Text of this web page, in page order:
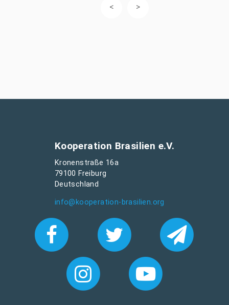
Kooperation Brasilien e.V.
Kronenstraße 16a
79100 Freiburg
Deutschland
info@kooperation-brasilien.org